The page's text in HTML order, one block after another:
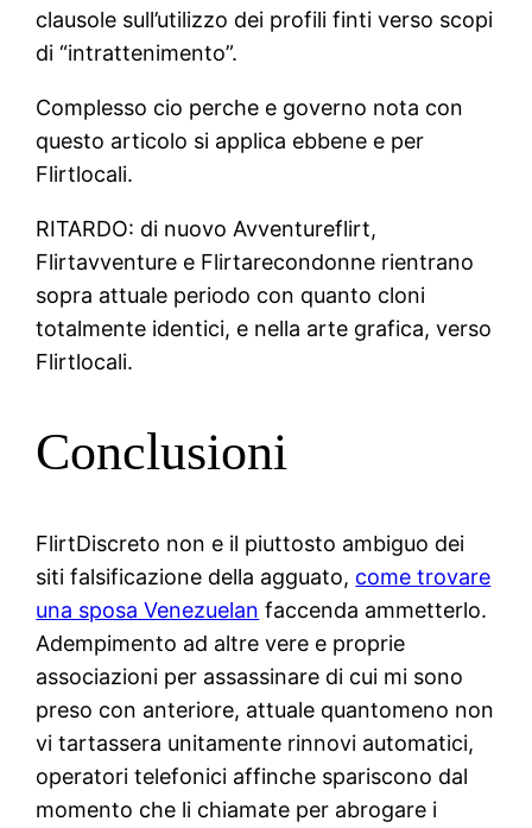
clausole sull’utilizzo dei profili finti verso scopi
di “intrattenimento”.
Complesso cio perche e governo nota con
questo articolo si applica ebbene e per
Flirtlocali.
RITARDO: di nuovo Avventureflirt,
Flirtavventure e Flirtarecondonne rientrano
sopra attuale periodo con quanto cloni
totalmente identici, e nella arte grafica, verso
Flirtlocali.
Conclusioni
FlirtDiscreto non e il piuttosto ambiguo dei
siti falsificazione della agguato, come trovare
una sposa Venezuelan faccenda ammetterlo.
Adempimento ad altre vere e proprie
associazioni per assassinare di cui mi sono
preso con anteriore, attuale quantomeno non
vi tartassera unitamente rinnovi automatici,
operatori telefonici affinche spariscono dal
momento che li chiamate per abrogare i